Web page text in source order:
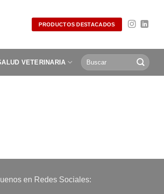
PRODUCTOS DESTACADOS
VETERINARIA
Buscar
por:
en Redes Sociales: